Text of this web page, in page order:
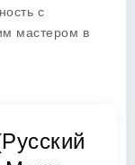
с
мастером в